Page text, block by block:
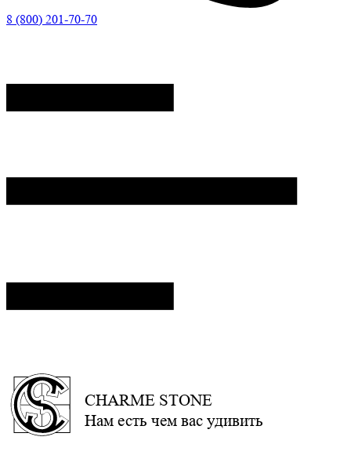
8 (800) 201-70-70
CHARME STONE
Нам есть чем вас удивить